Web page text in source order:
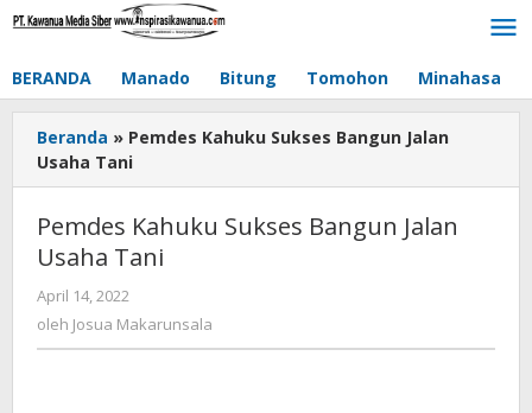
Lewati
BERANDA Manado Bitung Tomohon Minahasa
Beranda » Pemdes Kahuku Sukses Bangun Jalan
Usaha Tani
Pemdes Kahuku Sukses Bangun Jalan
Usaha Tani
April 14, 2022
Josua
oleh Josua Makarunsala